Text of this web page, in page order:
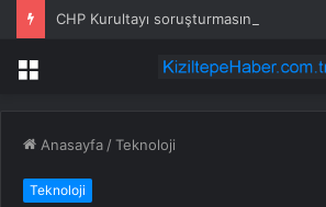
Menü
Anasayfa /Teknoloji
Teknoloji